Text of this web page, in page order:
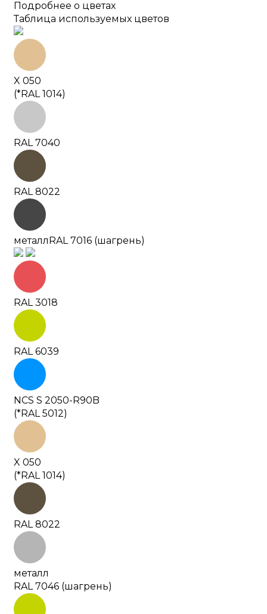
Подробнее о цветах
Таблица используемых цветов
X 050
(*RAL 1014)
RAL 7040
RAL 8022
металлRAL 7016 (шагрень)
RAL 3018
RAL 6039
NCS S 2050-R90B
(*RAL 5012)
X 050
(*RAL 1014)
RAL 8022
металл
RAL 7046 (шагрень)